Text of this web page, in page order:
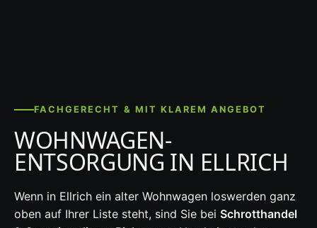
FACHGERECHT & MIT KLAREM ANGEBOT
WOHNWAGEN-
ENTSORGUNG IN ELLRICH
Wenn in Ellrich ein alter Wohnwagen loswerden ganz
oben auf Ihrer Liste steht, sind Sie bei Schrotthandel